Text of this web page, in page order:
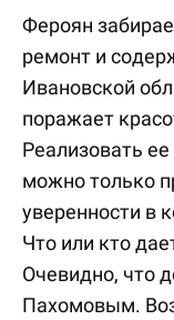
Фероян
ремонт и
Ивановской
поражает
Реализовать
можно только
уверенности в
Что или кто
Очевидно, что
Пахомовым.